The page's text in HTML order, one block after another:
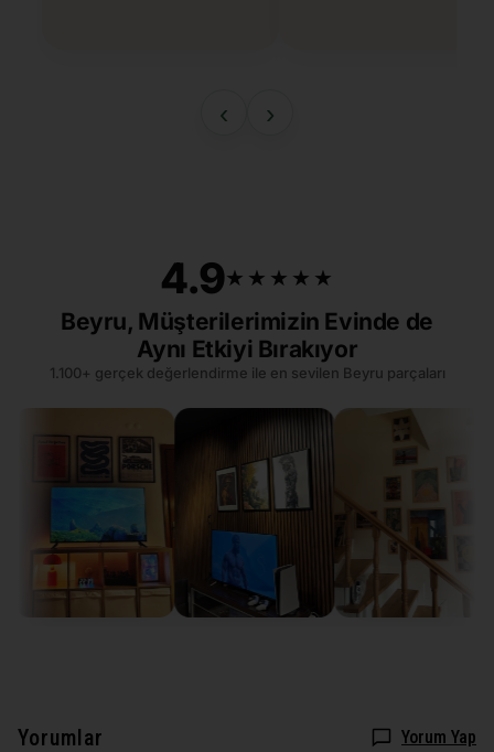
‹ ›
4.9★★★★★
★★★★★
Beyru, Müşterilerimizin Evinde de
Aynı Etkiyi Bırakıyor
1.100+ gerçek değerlendirme ile en sevilen Beyru parçaları
Yorumlar Yorum Yap